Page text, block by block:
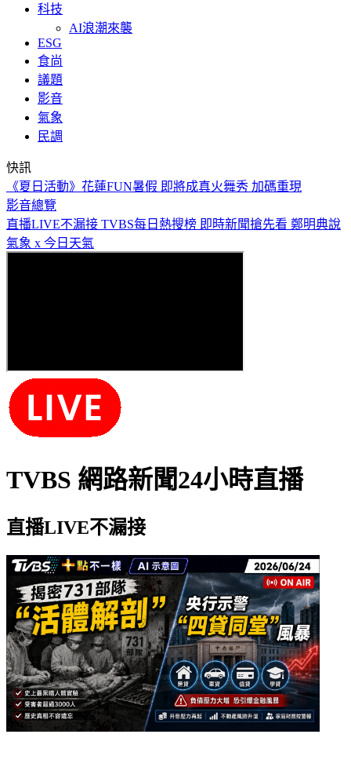
科技
AI浪潮來襲
ESG
食尚
議題
影音
氣象
民調
快訊
白海豚「影響最劇」時間到！中北部防豪雨 恐一路濕到下週
末
影音總覽
直播LIVE不漏接
TVBS 網路新聞24小時直播